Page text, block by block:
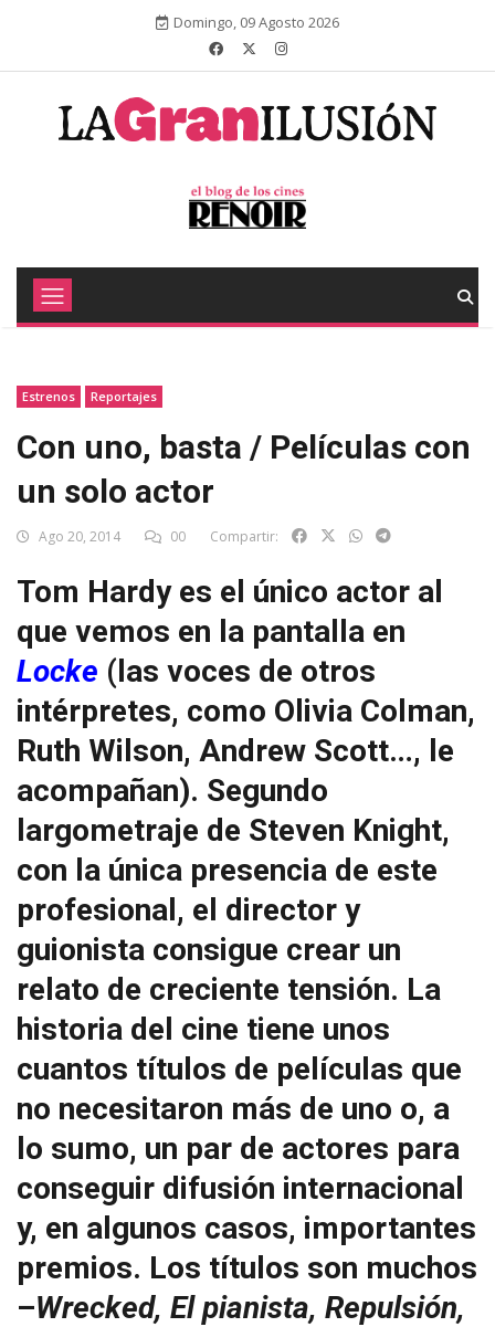
Domingo, 09 Agosto 2026
Estrenos Reportajes
Con uno, basta / Películas con
un solo actor
Ago 20, 2014 00 Compartir:
Tom Hardy es el único actor al
que vemos en la pantalla en
Locke (las voces de otros
intérpretes, como Olivia Colman,
Ruth Wilson, Andrew Scott…, le
acompañan). Segundo
largometraje de Steven Knight,
con la única presencia de este
profesional, el director y
guionista consigue crear un
relato de creciente tensión. La
historia del cine tiene unos
cuantos títulos de películas que
no necesitaron más de uno o, a
lo sumo, un par de actores para
conseguir difusión internacional
y, en algunos casos, importantes
premios. Los títulos son muchos
–Wrecked, El pianista, Repulsión,